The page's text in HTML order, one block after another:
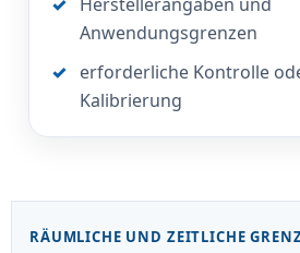
Anwendungsgrenzen
erforderliche Kontrolle
Kalibrierung
RÄUMLICHE UND ZEITLICHE